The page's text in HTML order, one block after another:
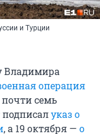
и Турции
Владимира
операция
почти семь
подписалуказ о
, а 19 октября — о